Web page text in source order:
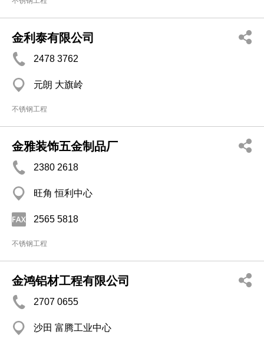
金利泰有限公司
2478 3762
元朗 大旗岭
不锈钢工程
金雅装饰五金制品厂
2380 2618
旺角 恒利中心
2565 5818
不锈钢工程
金鸿铝材工程有限公司
2707 0655
沙田 富腾工业中心